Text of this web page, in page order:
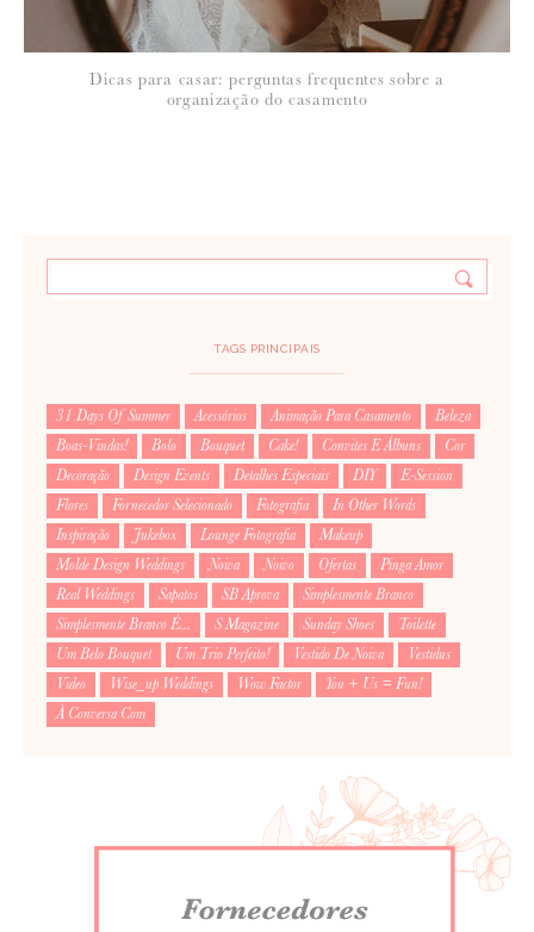
Dicas para casar: perguntas frequentes sobre a
organização do casamento
TAGS PRINCIPAIS
31 Days Of Summer Acessórios Animação Para Casamento
Beleza
Boas-Vindas!
Bolo Bouquet Cake! Convites E Álbuns
Cor
Decoração
Design Events Detalhes Especiais DIY
E-Session
Flores
Fornecedor Selecionado Fotografia
In Other Words
Inspiração
Jukebox Lounge Fotografia
Makeup
Molde Design Weddings
Noiva Noivo Ofertas
Pinga Amor
Real Weddings
Sapatos SB Aprova
Simplesmente Branco
Simplesmente Branco É...
S Magazine Sunday Shoes
Toilette
Um Belo Bouquet
Um Trio Perfeito! Vestido De Noiva
Vestidus
Video
Wise_up Weddings Wow Factor
You + Us = Fun!
À Conversa Com